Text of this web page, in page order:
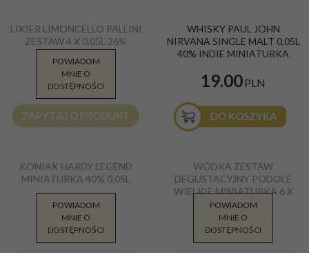
LIKIER LIMONCELLO PALLINI
ZESTAW 4 X 0,05L 26%
MINIATURKA
59.90PLN
ZAPYTAJ O PRODUKT
POWIADOM
MNIE O
DOSTĘPNOŚCI
WHISKY PAUL JOHN
NIRVANA SINGLE MALT 0,05L
40% INDIE MINIATURKA
19.00PLN
DO KOSZYKA
KONIAK HARDY LEGEND
MINIATURKA 40% 0,05L
36.49 PLN
POWIADOM
MNIE O
DOSTĘPNOŚCI
WÓDKA ZESTAW
DEGUSTACYJNY PODOLE
WIELKIE MINIATURKA 6 X
0,05L 40-43%
169.00PLN
POWIADOM
MNIE O
DOSTĘPNOŚCI